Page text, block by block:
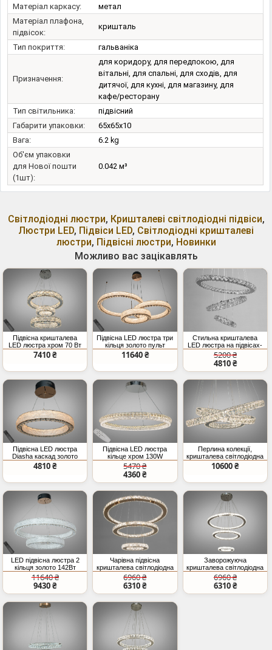
Матеріал каркасу:
метал
Матеріал плафона,
підвісок:
кришталь
Тип покриття: гальваніка
Призначення:
для коридору, для передпокою, для
вітальні, для спальні, для сходів, для
дитячої, для кухні, для магазину, для
кафе/ресторану
Тип світильника:
підвісний
Габарити упаковки:
65x65x10
Вага:
6.2 kg
Об'єм упаковки
для Нової пошти
(1шт):
0.042 м³
Світлодіодні люстри, Кришталеві світлодіодні підвіси,
Люстри LED, Підвіси LED, Світлодіодні кришталеві
люстри, Підвісні люстри, Новинки
Можливо вас зацікавлять
Підвісна кришталева
LED люстра хром 70 Вт
3 кільця
7410 ₴
Підвісна LED люстра три
кільця золото пульт
195Вт
11640 ₴
Стильна кришталева
LED люстра на підвісах-
тросах, 60W, хром
5200 ₴
4810 ₴
Підвісна LED люстра
Diasha каскад золото
58Вт пульт
4810 ₴
Підвісна LED люстра
кільце хром 130W
5470 ₴
4360 ₴
Перлина колекції,
кришталева світлодіодна
люстра кільця, 105 Вт
10600 ₴
LED підвісна люстра 2
кільця золото 142Вт
пульт
11640 ₴
9430 ₴
Чарівна підвісна
кришталева світлодіодна
люстра кільця, 80W,
золото
6960 ₴
6310 ₴
Заворожуюча
кришталева світлодіодна
люстра підвіс, 80W, хром
6960 ₴
6310 ₴